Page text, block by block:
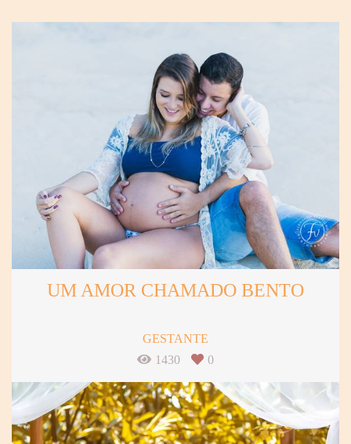
UM AMOR CHAMADO BENTO
GESTANTE
1430
0